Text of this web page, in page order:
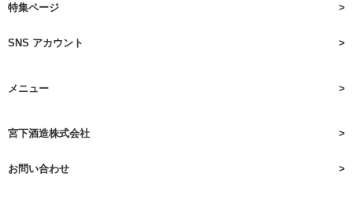
特集ページ
SNS アカウント
メニュー
宮下酒造株式会社
お問い合わせ